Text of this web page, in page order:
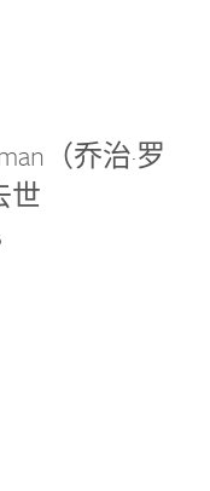
（乔治·罗
世